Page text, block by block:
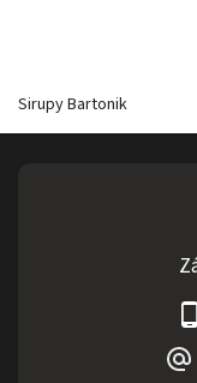
Sirupy Bartonik